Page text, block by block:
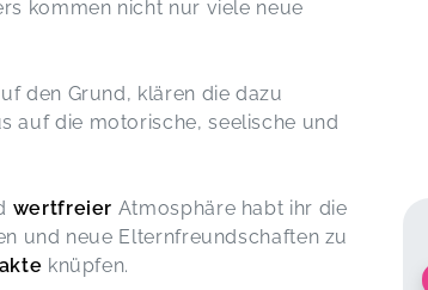
kommen nicht nur viele neue
den Grund, klären die dazu
auf die motorische, seelische und
wertfreier Atmosphäre habt ihr die
und neue Elternfreundschaften zu
knüpfen.